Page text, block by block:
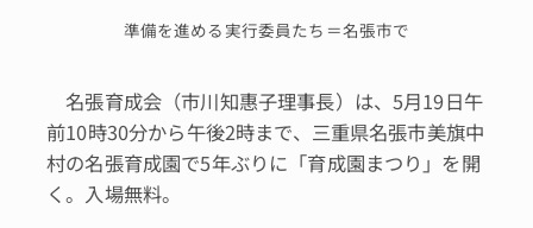
準備を進める実行委員たち＝名張市で
名張育成会（市川知惠子理事長）は、5月19日午
前10時30分から午後2時まで、三重県名張市美旗中
村の名張育成園で5年ぶりに「育成園まつり」を開
く。入場無料。